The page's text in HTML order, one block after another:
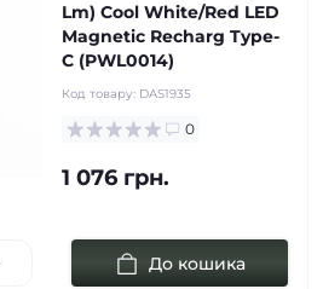
Lm) Cool White/Red LED
Magnetic Recharg Type-
C (PWL0014)
Код товару: DAS1935
0
1 076 грн.
До кошика